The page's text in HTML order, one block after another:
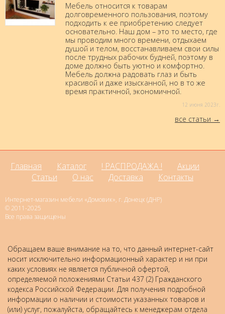
Мебель относится к товарам
долговременного пользования, поэтому
подходить к ее приобретению следует
основательно. Наш дом – это то место, где
мы проводим много времени, отдыхаем
душой и телом, восстанавливаем свои силы
после трудных рабочих будней, поэтому в
доме должно быть уютно и комфортно.
Мебель должна радовать глаз и быть
красивой и даже изысканной, но в то же
время практичной, экономичной.
12 июня 2023г.
все статьи
Главная Каталог ! РАСПРОДАЖА !
Акции
Статьи
О нас Доставка Контакты
Интернет-магазин мебели «Домовик», г. Донецк (ДНР)
© 2011-2025
Все права защищены
Обращаем ваше внимание на то, что данный интернет-сайт
носит исключительно информационный характер и ни при
каких условиях не является публичной офертой,
определяемой положениями Статьи 437 (2) Гражданского
кодекса Российской Федерации. Для получения подробной
информации о наличии и стоимости указанных товаров и
(или) услуг, пожалуйста, обращайтесь к менеджерам отдела